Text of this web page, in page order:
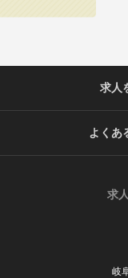
岐
求人
よくあ
求